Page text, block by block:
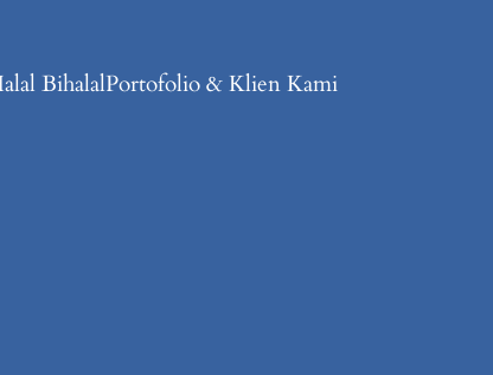
BihalalPortofolio & Klien Kami